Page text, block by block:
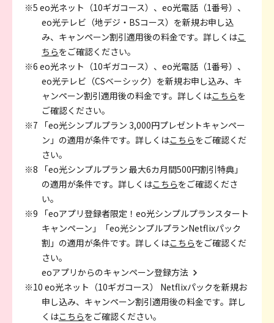
※5 eo光ネット（10ギガコース）、eo光電話（1番号）、
eo光テレビ（地デジ・BSコース）を新規お申し込
み、キャンペーン割引適用後の料金です。詳しくはこ
ちらをご確認ください。
※6 eo光ネット（10ギガコース）、eo光電話（1番号）、
eo光テレビ（CSベーシック）を新規お申し込み、キ
ャンペーン割引適用後の料金です。詳しくはこちらを
ご確認ください。
※7 「eo光シンプルプラン 3,000円プレゼントキャンペー
ン」の適用が条件です。詳しくはこちらをご確認くだ
さい。
※8 「eo光シンプルプラン 最大6カ月間500円割引特典」
の適用が条件です。詳しくはこちらをご確認くださ
い。
※9 「eoアプリ登録者限定！eo光シンプルプランスタート
キャンペーン」「eo光シンプルプランNetflixパック
割」の適用が条件です。詳しくはこちらをご確認くだ
さい。
eoアプリからのキャンペーン登録方法
※10 eo光ネット（10ギガコース） Netflixパックを新規お
申し込み、キャンペーン割引適用後の料金です。詳し
くはこちらをご確認ください。